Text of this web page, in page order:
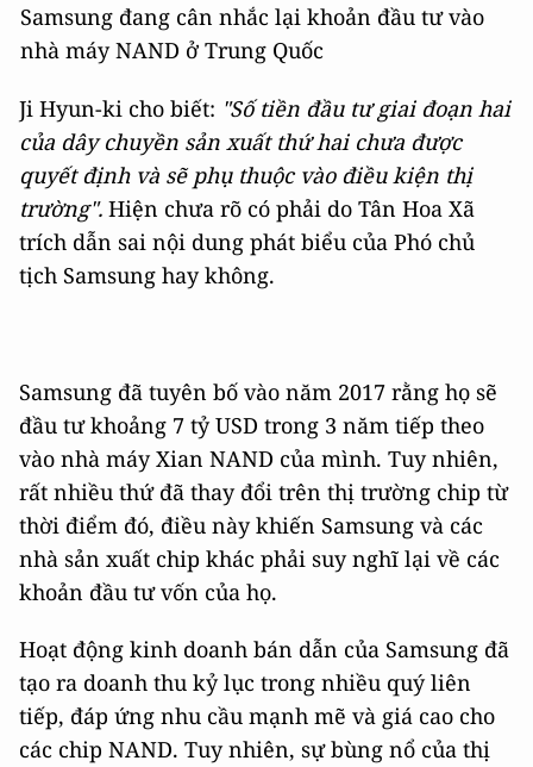
Samsung đang cân nhắc lại khoản đầu tư vào
nhà máy NAND ở Trung Quốc
Ji Hyun-ki cho biết: "Số tiền đầu tư giai đoạn hai
của dây chuyền sản xuất thứ hai chưa được
quyết định và sẽ phụ thuộc vào điều kiện thị
trường". Hiện chưa rõ có phải do Tân Hoa Xã
trích dẫn sai nội dung phát biểu của Phó chủ
tịch Samsung hay không.
Samsung đã tuyên bố vào năm 2017 rằng họ sẽ
đầu tư khoảng 7 tỷ USD trong 3 năm tiếp theo
vào nhà máy Xian NAND của mình. Tuy nhiên,
rất nhiều thứ đã thay đổi trên thị trường chip từ
thời điểm đó, điều này khiến Samsung và các
nhà sản xuất chip khác phải suy nghĩ lại về các
khoản đầu tư vốn của họ.
Hoạt động kinh doanh bán dẫn của Samsung đã
tạo ra doanh thu kỷ lục trong nhiều quý liên
tiếp, đáp ứng nhu cầu mạnh mẽ và giá cao cho
các chip NAND. Tuy nhiên, sự bùng nổ của thị